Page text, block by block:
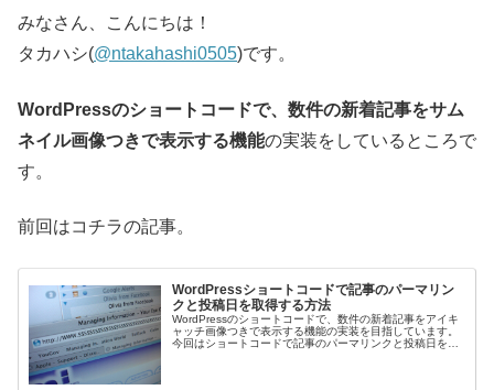
みなさん、こんにちは！
タカハシ(@ntakahashi0505)です。
WordPressのショートコードで、数件の新着記事をサム
ネイル画像つきで表示する機能の実装をしているところで
す。
前回はコチラの記事。
WordPressショートコードで記事のパーマリン
クと投稿日を取得する方法
WordPressのショートコードで、数件の新着記事をアイキ
ャッチ画像つきで表示する機能の実装を目指しています。
今回はショートコードで記事のパーマリンクと投稿日を取